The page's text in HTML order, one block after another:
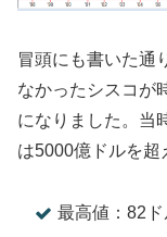
冒頭にも書いた通
なかったシスコが
になりました。当
は5000億ドルを超
最高値：82ド